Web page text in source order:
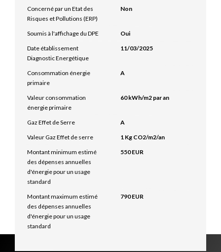
Concerné par un Etat des
Risques et Pollutions (ERP)
Non
Soumis à l'affichage du DPE
Oui
Date établissement
Diagnostic Energétique
11/03/2025
Consommation énergie
primaire
A
Valeur consommation
énergie primaire
60 kWh/m2 par an
Gaz Effet de Serre
A
Valeur Gaz Effet de serre
1 Kg CO2/m2/an
Montant minimum estimé
des dépenses annuelles
d'énergie pour un usage
standard
550 EUR
Montant maximum estimé
des dépenses annuelles
d'énergie pour un usage
standard
790 EUR